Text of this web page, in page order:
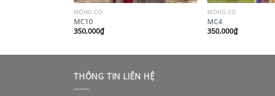
MÔNG CỔ
MC10
350,000₫
MÔNG CỔ
MC4
350,000₫
THÔNG TIN LIÊN HỆ